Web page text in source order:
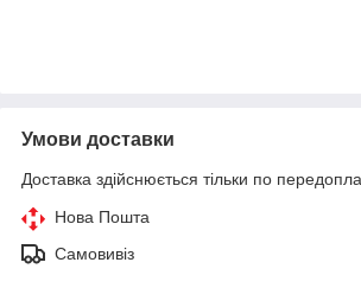
Умови доставки
Доставка здійснюється тільки по
Нова Пошта
Самовивіз